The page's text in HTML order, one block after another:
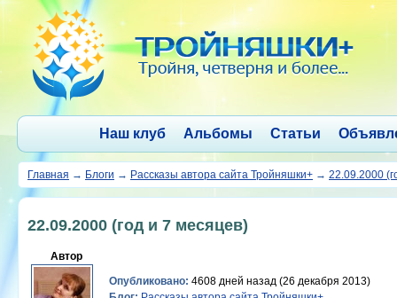
Наш клуб Альбомы Статьи
Главная → Блоги → Рассказы автора сайта Тройняшки+ → 22.09.2000
22.09.2000 (год и 7 месяцев)
Автор
Опубликовано: 4608 дней назад (26 декабря 2013)